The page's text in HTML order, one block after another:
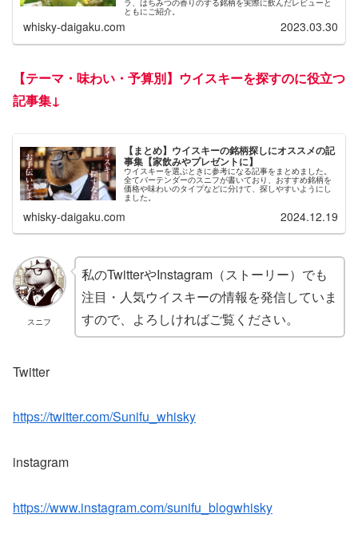
ラ、はちみつの香りのする銘柄を実際に飲んだレビューと
ともにご紹介。
whisky-daigaku.com 2023.03.30
【テーマ・味わい・予算別】ウイスキーを探すのに役立つ
記事集↓
【まとめ】ウイスキーの銘柄探しにオススメの記
事集【家飲みやプレゼントに】
ウイスキーを選ぶときに参考になる記事をまとめました。
全てバーテンダーのスニフが書いており、おすすめ銘柄を
価格や味わいのタイプなどに分けて、探しやすいようにし
ました。
whisky-daigaku.com 2024.12.19
スニフ
私のTwitterやInstagram（ストーリー）でも
注目・人気ウイスキーの情報を発信していま
すので、よろしければご覧ください。
Twitter
https://twitter.com/Sunifu_whisky
instagram
https://www.instagram.com/sunifu_blogwhisky